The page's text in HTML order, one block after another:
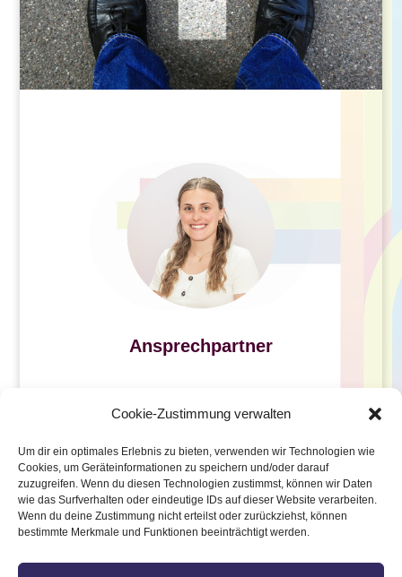
Cookie-Zustimmung verwalten
Um dir ein optimales Erlebnis zu bieten, verwenden wir Technologien wie
Cookies, um Geräteinformationen zu speichern und/oder darauf
zuzugreifen. Wenn du diesen Technologien zustimmst, können wir Daten
wie das Surfverhalten oder eindeutige IDs auf dieser Website verarbeiten.
Wenn du deine Zustimmung nicht erteilst oder zurückziehst, können
bestimmte Merkmale und Funktionen beeinträchtigt werden.
Ansprechpartner
E-Mail: helena.astle@zoar.de